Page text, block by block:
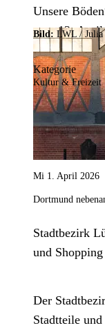
Unsere
zum 12.
Bild: LWL / Julia
Kategorie
Kultur & Freizeit
Mi 1. April 2026
Dortmund
Stadtbezirk
und Shopping
Der
Stadtteile